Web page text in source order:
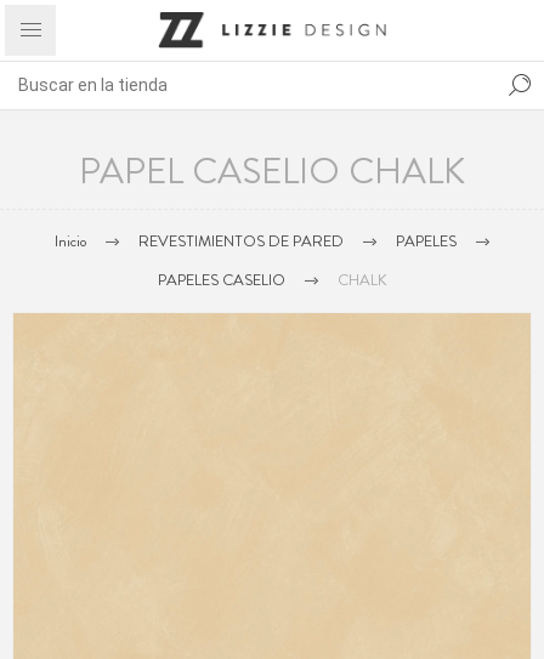
PAPEL CASELIO CHALK
Inicio REVESTIMIENTOS DE PARED
PAPELES
PAPELES CASELIO
CHALK